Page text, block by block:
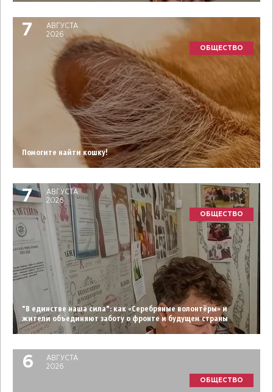
7
АВГУСТА
2026
ОБЩЕСТВО
Помогите найти кошку!
7
АВГУСТА
2026
ОБЩЕСТВО
"В единстве наша сила": как «Серебряные волонтёры» и
жители объединяют заботу о фронте и будущем страны
6
АВГУСТА
2026
ОБЩЕСТВО